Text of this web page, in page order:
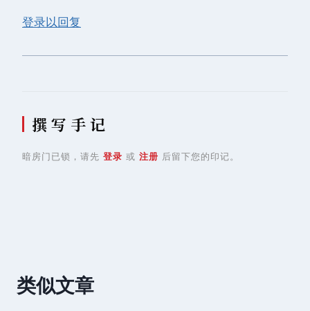
登录以回复
撰 写 手 记
暗房门已锁，请先 登录 或 注册 后留下您的印记。
类似文章